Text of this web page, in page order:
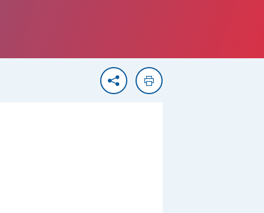
PartagerImprimer